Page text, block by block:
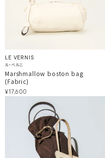
LE VERNIS
ル・ベルニ
Marshmallow boston bag
(Fabric)
¥17,600